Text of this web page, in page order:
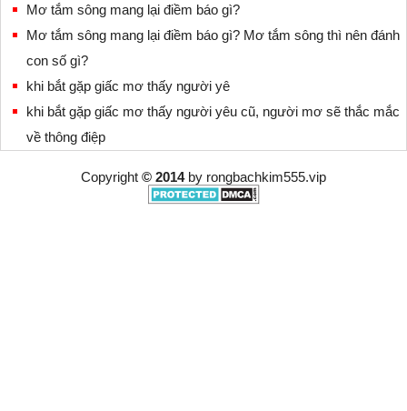
Mơ tắm sông mang lại điềm báo gì?
Mơ tắm sông mang lại điềm báo gì? Mơ tắm sông thì nên đánh
con số gì?
khi bắt gặp giấc mơ thấy người yê
khi bắt gặp giấc mơ thấy người yêu cũ, người mơ sẽ thắc mắc
về thông điệp
Copyright © 2014by rongbachkim555.vip